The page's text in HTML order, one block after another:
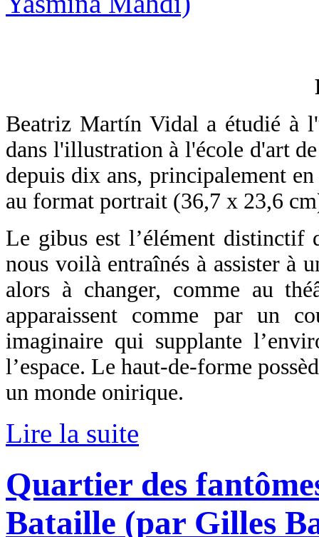
Beatriz Martín Vidal a étudié à
dans l'illustration à l'école d'art
depuis dix ans, principalement
au format portrait (36,7 x 23,6
Le gibus est l’élément distinctif
nous voilà entraînés à assister à
alors à changer, comme au
apparaissent comme par un
imaginaire qui supplante
l’espace. Le haut-de-forme
un monde onirique.
Lire la suite
Quartier des
Bataille (par Gilles